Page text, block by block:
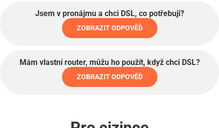
Jsem v pronájmu a chci DSL, co potřebuji?
ZOBRAZIT ODPOVĚĎ
Mám vlastní router, můžu ho použít, když chci DSL?
ZOBRAZIT ODPOVĚĎ